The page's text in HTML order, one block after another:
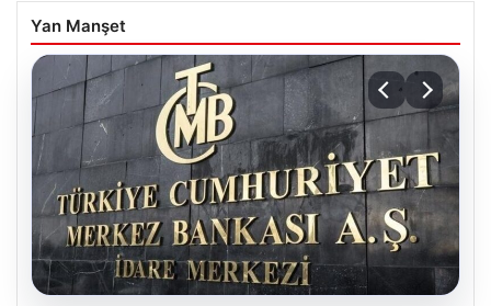
Yan Manşet